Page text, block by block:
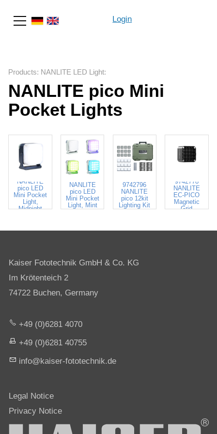
Login
Products: NANLITE LED Light:
NANLITE pico Mini
Pocket Lights
NANLITE
pico LED
Mini Pocket
Light,
Midnight
NANLITE
pico LED
Mini Pocket
Light, Mint
9742796
NANLITE
pico 12kit
Lighting Kit
9742778
NANLITE
EC-PICO
Magnetic
Grid
Kaiser Fototechnik GmbH & Co. KG
Im Krötenteich 2
74722 Buchen, Germany
+49 (0)6281 4070
+49 (0)6281 40755
nf
k s r-f t t chn k d
Legal Notice
Privacy Notice